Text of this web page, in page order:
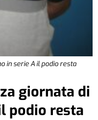
in serie A il podio resta
giornata di
podio resta